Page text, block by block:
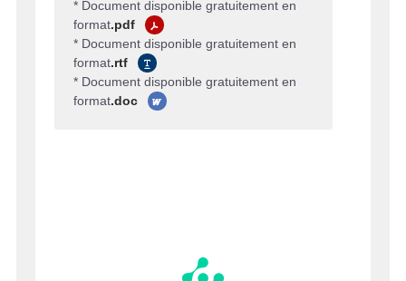
* Document disponible gratuitement en
format.pdf
* Document disponible gratuitement en
format.rtf
* Document disponible gratuitement en
format.doc